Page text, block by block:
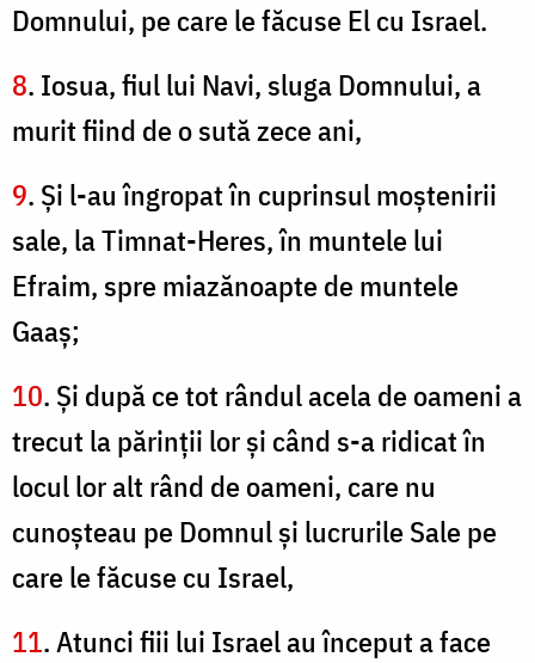
Domnului, pe care le făcuse El cu Israel.
8. Iosua, fiul lui Navi, sluga Domnului, a
murit fiind de o sută zece ani,
9. Şi l-au îngropat în cuprinsul moştenirii
sale, la Timnat-Heres, în muntele lui
Efraim, spre miazănoapte de muntele
Gaaş;
10. Şi după ce tot rândul acela de oameni a
trecut la părinţii lor şi când s-a ridicat în
locul lor alt rând de oameni, care nu
cunoşteau pe Domnul şi lucrurile Sale pe
care le făcuse cu Israel,
11. Atunci fiii lui Israel au început a face